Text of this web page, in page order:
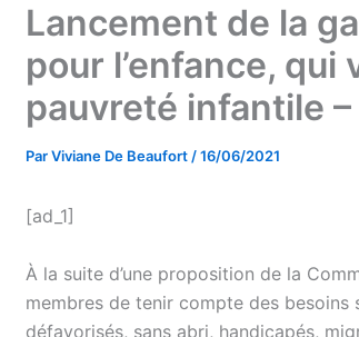
Lancement de la
pour l’enfance,
pauvreté infantile –
ParViviane De Beaufort /16/06/2021
[ad_1]
À la suite d’une proposition de la
membres de tenir compte des
défavorisés, sans abri, handicapés,